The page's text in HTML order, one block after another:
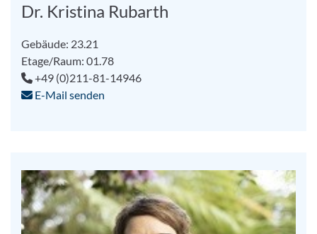
Dr. Kristina Rubarth
Gebäude: 23.21
Etage/Raum: 01.78
+49 (0)211-81-14946
E-Mail senden